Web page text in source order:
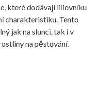
které dodávají liliovníku
charakteristiku. Tento
jak na slunci, tak i v
na pěstování.